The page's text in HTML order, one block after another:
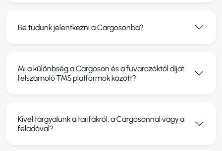
Be tudunk jelentkezni a Cargosonba?
Mi a különbség a Cargoson és a fuvarozóktól díjat
felszámoló TMS platformok között?
Kivel tárgyalunk a tarifákról, a Cargosonnal vagy a
feladóval?